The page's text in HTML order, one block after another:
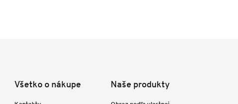
Všetko o nákupe Naše produkty